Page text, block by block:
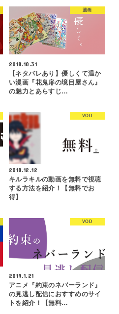
漫画
2018.10.31
【ネタバレあり】優しくて温か
い漫画『花鬼扉の境目屋さん』
の魅力とあらすじ…
VOD
2018.12.12
キルラキルの動画を無料で視聴
する方法を紹介！【無料でお
得】
VOD
2019.1.21
アニメ『約束のネバーランド』
の見逃し配信におすすめのサイ
トを紹介！【無料…